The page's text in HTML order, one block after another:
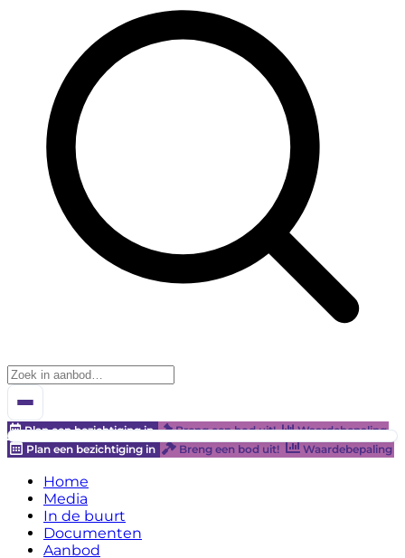
Plan een bezichtiging in Breng een bod uit!
Waardebepaling
Plan een bezichtiging in
Breng een bod uit! Waardebepaling
Home
Media
In de buurt
Documenten
Aanbod